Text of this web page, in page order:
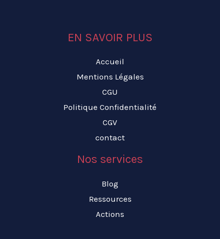
EN SAVOIR PLUS
Accueil
Mentions Légales
CGU
Politique Confidentialité
CGV
contact
Nos services
Blog
Ressources
Actions